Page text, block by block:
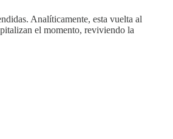
Analíticamente, esta vuelta al
el momento, reviviendo la